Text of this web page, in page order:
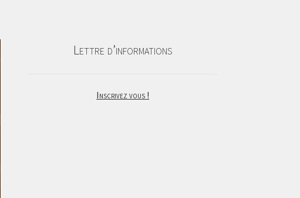
Lettre d’informations
Inscrivez vous !